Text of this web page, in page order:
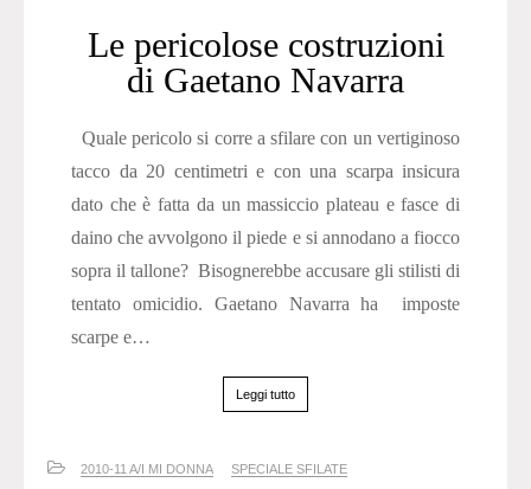
Le pericolose costruzioni
di Gaetano Navarra
Quale pericolo si corre a sfilare con un vertiginoso
tacco da 20 centimetri e con una scarpa insicura
dato che è fatta da un massiccio plateau e fasce di
daino che avvolgono il piede e si annodano a fiocco
sopra il tallone? Bisognerebbe accusare gli stilisti di
tentato omicidio. Gaetano Navarra ha imposte
scarpe e…
Leggi tutto
2010-11 A/I MI DONNA SPECIALE SFILATE